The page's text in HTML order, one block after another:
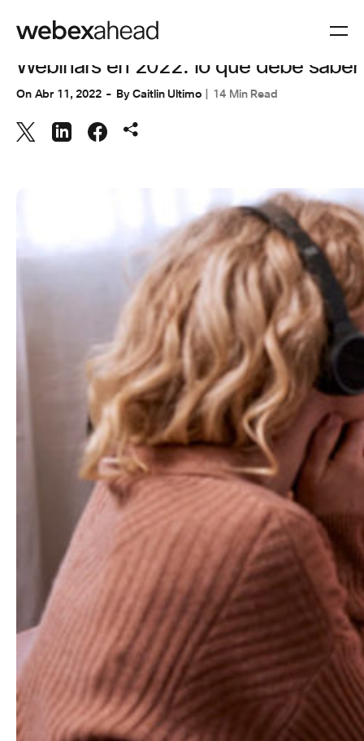
ADMINISTRACIÓN DE EVENTOS
Webinars en 2022: lo que debe saber
On Abr 11, 2022 ByCaitlin Ultimo 14 Min Read